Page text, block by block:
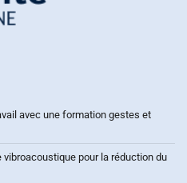
avec une formation gestes et
pour la réduction du